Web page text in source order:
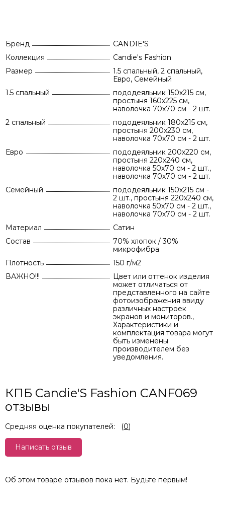
Бренд
CANDIE'S
Коллекция
Candie's Fashion
Размер
1.5 спальный, 2 спальный,
Евро, Семейный
1.5 спальный
пододеяльник 150х215 см,
простыня 160х225 см,
наволочка 70х70 см - 2 шт.
2 спальный
пододеяльник 180х215 см,
простыня 200х230 см,
наволочка 70х70 см - 2 шт.
Евро
пододеяльник 200х220 см,
простыня 220х240 см,
наволочка 50х70 см - 2 шт.,
наволочка 70х70 см - 2 шт.
Семейный
пододеяльник 150х215 см -
2 шт., простыня 220х240 см,
наволочка 50х70 см - 2 шт.,
наволочка 70х70 см - 2 шт.
Материал
Сатин
Состав
70% хлопок / 30%
микрофибра
Плотность
150 г/м2
ВАЖНО!!!
Цвет или оттенок изделия
может отличаться от
представленного на сайте
фотоизображения ввиду
различных настроек
экранов и мониторов.,
Характеристики и
комплектация товара могут
быть изменены
производителем без
уведомления.
КПБ Candie'S Fashion CANF069
отзывы
Средняя оценка покупателей: (0)
Написать отзыв
Об этом товаре отзывов пока нет. Будьте первым!